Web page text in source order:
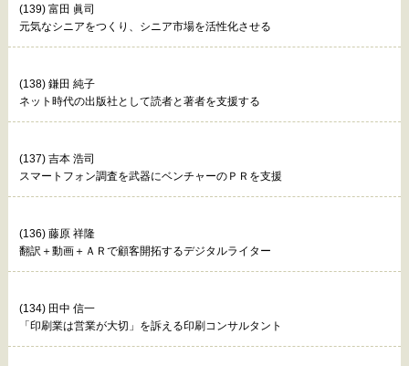
(139) 富田 眞司
元気なシニアをつくり、シニア市場を活性化させる
(138) 鎌田 純子
ネット時代の出版社として読者と著者を支援する
(137) 吉本 浩司
スマートフォン調査を武器にベンチャーのＰＲを支援
(136) 藤原 祥隆
翻訳＋動画＋ＡＲで顧客開拓するデジタルライター
(134) 田中 信一
「印刷業は営業が大切」を訴える印刷コンサルタント